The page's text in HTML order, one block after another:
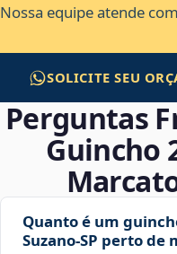
Nossa equipe atende
SOLICITE SEU
Perguntas
Guincho
Quanto é um
Suzano‑SP perto de